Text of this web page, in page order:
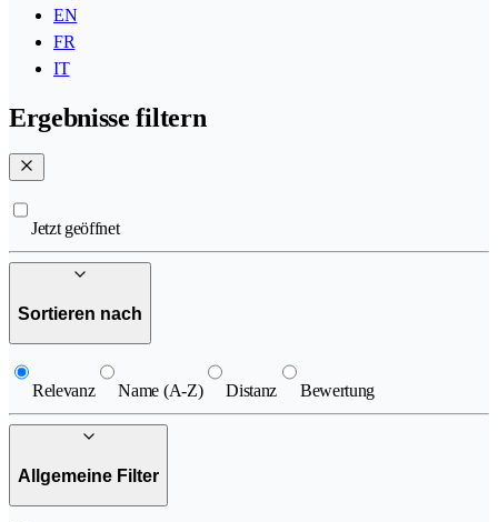
EN
FR
IT
Ergebnisse filtern
Jetzt geöffnet
Sortieren nach
Relevanz Name (A-Z) Distanz Bewertung
Allgemeine Filter